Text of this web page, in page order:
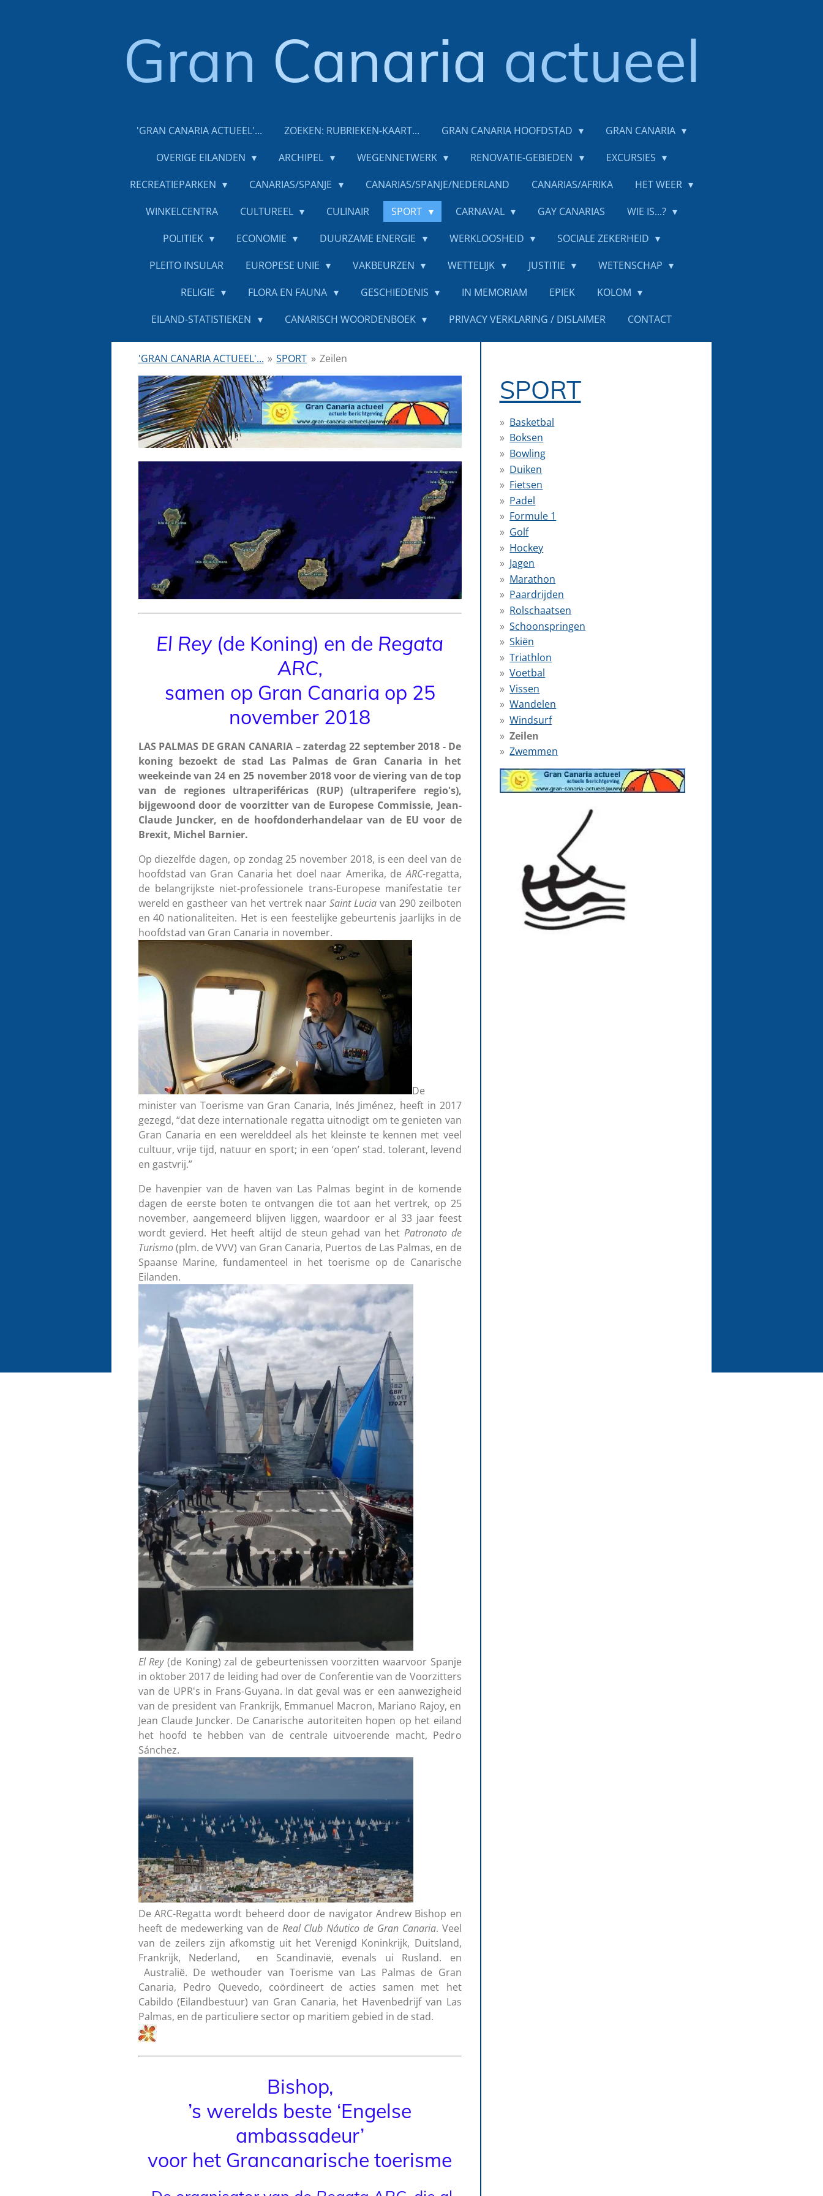
Gran Canaria actueel
'GRAN CANARIA ACTUEEL'... ZOEKEN: RUBRIEKEN-KAART... GRAN CANARIA HOOFDSTAD
GRAN CANARIA
OVERIGE EILANDEN
ARCHIPEL WEGENNETWERK RENOVATIE-GEBIEDEN
EXCURSIES
RECREATIEPARKEN
CANARIAS/SPANJE CANARIAS/SPANJE/NEDERLAND CANARIAS/AFRIKA
HET WEER
WINKELCENTRA
CULTUREEL CULINAIR SPORT CARNAVAL GAY CANARIAS
WIE IS...?
POLITIEK
ECONOMIE DUURZAME ENERGIE WERKLOOSHEID
SOCIALE ZEKERHEID
PLEITO INSULAR
EUROPESE UNIE VAKBEURZEN WETTELIJK JUSTITIE
WETENSCHAP
RELIGIE
FLORA EN FAUNA GESCHIEDENIS IN MEMORIAM EPIEK
KOLOM
EILAND-STATISTIEKEN
CANARISCH WOORDENBOEK PRIVACY VERKLARING / DISLAIMER CONTACT
'GRAN CANARIA ACTUEEL'... » SPORT » Zeilen
El Rey (de Koning) en de Regata
ARC,
samen op Gran Canaria op 25
november 2018
LAS PALMAS DE GRAN CANARIA – zaterdag 22 september 2018 - De
koning bezoekt de stad Las Palmas de Gran Canaria in het
weekeinde van 24 en 25 november 2018 voor de viering van de top
van de regiones ultraperiféricas (RUP) (ultraperifere regio's),
bijgewoond door de voorzitter van de Europese Commissie, Jean-
Claude Juncker, en de hoofdonderhandelaar van de EU voor de
Brexit, Michel Barnier.
Op diezelfde dagen, op zondag 25 november 2018, is een deel van de
hoofdstad van Gran Canaria het doel naar Amerika, deARC-regatta,
de belangrijkste niet-professionele trans-Europese manifestatie ter
wereld en gastheer van het vertrek naar Saint Luciavan 290 zeilboten
en 40 nationaliteiten. Het is een feestelijke gebeurtenis jaarlijks in de
hoofdstad van Gran Canaria in november.
De
minister van Toerisme van Gran Canaria, Inés Jiménez, heeft in 2017
gezegd, “dat deze internationale regatta uitnodigt om te genieten van
Gran Canaria en een werelddeel als het kleinste te kennen met veel
cultuur, vrije tijd, natuur en sport; in een ‘open’ stad. tolerant, levend
en gastvrij.”
De havenpier van de haven van Las Palmas begint in de komende
dagen de eerste boten te ontvangen die tot aan het vertrek, op 25
november, aangemeerd blijven liggen, waardoor er al 33 jaar feest
wordt gevierd. Het heeft altijd de steun gehad van het Patronato de
Turismo(plm. de VVV) van Gran Canaria, Puertos de Las Palmas, en de
Spaanse Marine, fundamenteel in het toerisme op de Canarische
Eilanden.
El Rey(de Koning) zal de gebeurtenissen voorzitten waarvoor Spanje
in oktober 2017 de leiding had over de Conferentie van de Voorzitters
van de UPR's in Frans-Guyana. In dat geval was er een aanwezigheid
van de president van Frankrijk, Emmanuel Macron, Mariano Rajoy, en
Jean Claude Juncker. De Canarische autoriteiten hopen op het eiland
het hoofd te hebben van de centrale uitvoerende macht, Pedro
Sánchez.
De ARC-Regatta wordt beheerd door de navigator Andrew Bishop en
heeft de medewerking van de Real Club Náutico de Gran Canaria. Veel
van de zeilers zijn afkomstig uit het Verenigd Koninkrijk, Duitsland,
Frankrijk, Nederland, en Scandinavië, evenals ui Rusland. en
Australië. De wethouder van Toerisme van Las Palmas de Gran
Canaria, Pedro Quevedo, coördineert de acties samen met het
Cabildo (Eilandbestuur) van Gran Canaria, het Havenbedrijf van Las
Palmas, en de particuliere sector op maritiem gebied in de stad.
Bishop,
’s werelds beste ‘Engelse
ambassadeur’
voor het Grancanarische toerisme
SPORT
Basketbal
Boksen
Bowling
Duiken
Fietsen
Padel
Formule 1
Golf
Hockey
Jagen
Marathon
Paardrijden
Rolschaatsen
Schoonspringen
Skiën
Triathlon
Voetbal
Vissen
Wandelen
Windsurf
Zeilen
Zwemmen